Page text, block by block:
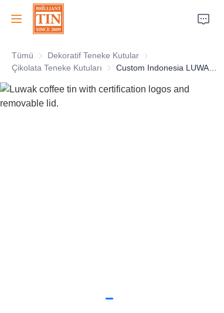
Tümü Dekoratif Teneke Kutular Dekoratif Teneke
Çikolata Teneke Kutuları Çikolata Teneke Kutuları
Ana Sayfa
Şirket